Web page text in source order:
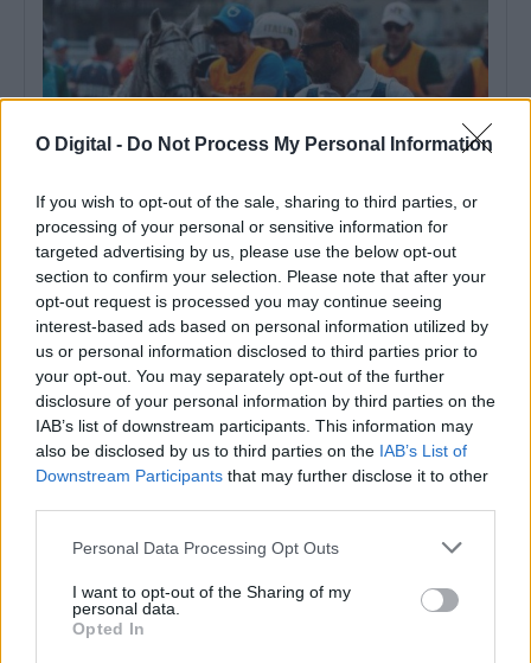
O Digital - Do Not Process My Personal Information
If you wish to opt-out of the sale, sharing to third parties, or
processing of your personal or sensitive information for
targeted advertising by us, please use the below opt-out
section to confirm your selection. Please note that after your
opt-out request is processed you may continue seeing
interest-based ads based on personal information utilized by
us or personal information disclosed to third parties prior to
your opt-out. You may separately opt-out of the further
disclosure of your personal information by third parties on the
IAB’s list of downstream participants. This information may
also be disclosed by us to third parties on the IAB’s List of
Downstream Participants that may further disclose it to other
Personal Data Processing Opt Outs
I want to opt-out of the Sharing of my
personal data.
Opted In
Souselense João Pedro Candeias liderou Portugal no primeiro
título europeu de endurance por equipas
O souselense João Pedro Candeias chefiou a Seleção Nacional de
Endurance que conquistou o...
3 Agosto, 2026 - 10:54